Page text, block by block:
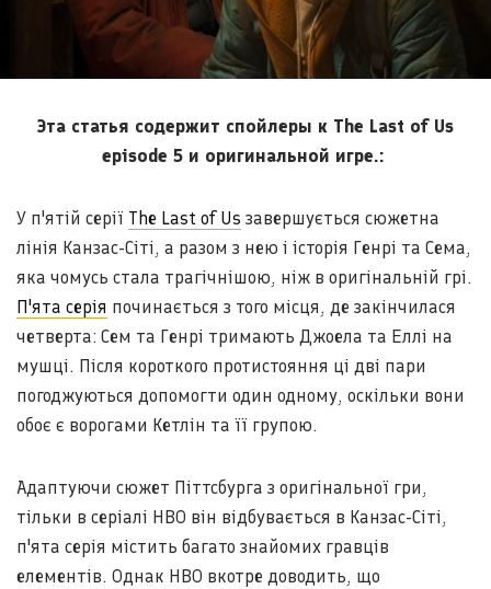
Эта статья содержит спойлеры к The Last of Us
episode 5 и оригинальной игре.:
У п'ятій серії The Last of Us завершується сюжетна
лінія Канзас-Сіті, а разом з нею і історія Генрі та Сема,
яка чомусь стала трагічнішою, ніж в оригінальній грі.
П'ята серія починається з того місця, де закінчилася
четверта: Сем та Генрі тримають Джоела та Еллі на
мушці. Після короткого протистояння ці дві пари
погоджуються допомогти один одному, оскільки вони
обоє є ворогами Кетлін та її групою.
Адаптуючи сюжет Піттсбурга з оригінальної гри,
тільки в серіалі HBO він відбувається в Канзас-Сіті,
п'ята серія містить багато знайомих гравців
елементів. Однак HBO вкотре доводить, що